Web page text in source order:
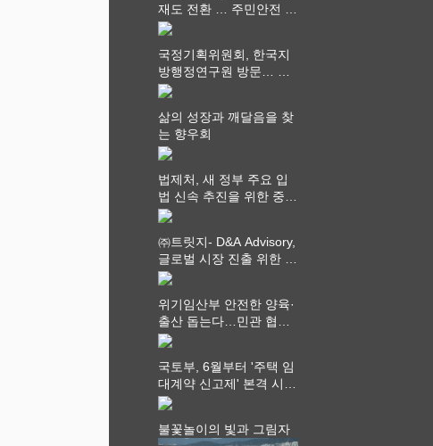
재도 전환 … 주민안전 치
안서비스가 최우선 되어
국정기획위원회, 한국지
방행정연구원 방문… 국
가균형성장 논의
삶의 성장과 깨달음을 찾
는 향우회
법제처, 새 정부 주요 입
법 신속 추진을 위한 중앙
부처 법무담당관 회의 개
㈜트릿지- D&A Advisory,
글로벌 시장 진출 위한 전
략적 업무협약 체결
위기임산부 안전한 양육·
출산 돕는다…민관 협력
체계 구축
국토부, 6월부터 '주택 임
대계약 신고제' 본격 시
행…실거래가 투명화 기
불꽃놀이의 빛과 그림자